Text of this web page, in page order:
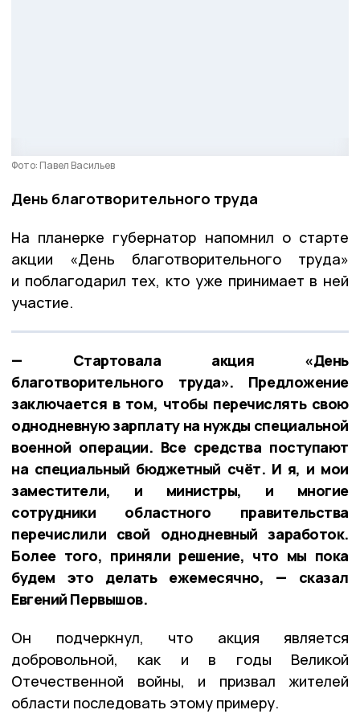
Фото: Павел Васильев
День благотворительного труда
На планерке губернатор напомнил о старте
акции «День благотворительного труда»
и поблагодарил тех, кто уже принимает в ней
участие.
— Стартовала акция «День
благотворительного труда». Предложение
заключается в том, чтобы перечислять свою
однодневную зарплату на нужды специальной
военной операции. Все средства поступают
на специальный бюджетный счёт. И я, и мои
заместители, и министры, и многие
сотрудники областного правительства
перечислили свой однодневный заработок.
Более того, приняли решение, что мы пока
будем это делать ежемесячно, — сказал
Евгений Первышов.
Он подчеркнул, что акция является
добровольной, как и в годы Великой
Отечественной войны, и призвал жителей
области последовать этому примеру.